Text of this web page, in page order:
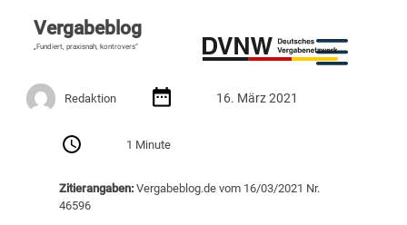
Vergabeblog
„Fundiert, praxisnah, kontrovers“
Redaktion 16. März 2021
1 Minute
Zitierangaben:Vergabeblog.de vom 16/03/2021 Nr.
46596